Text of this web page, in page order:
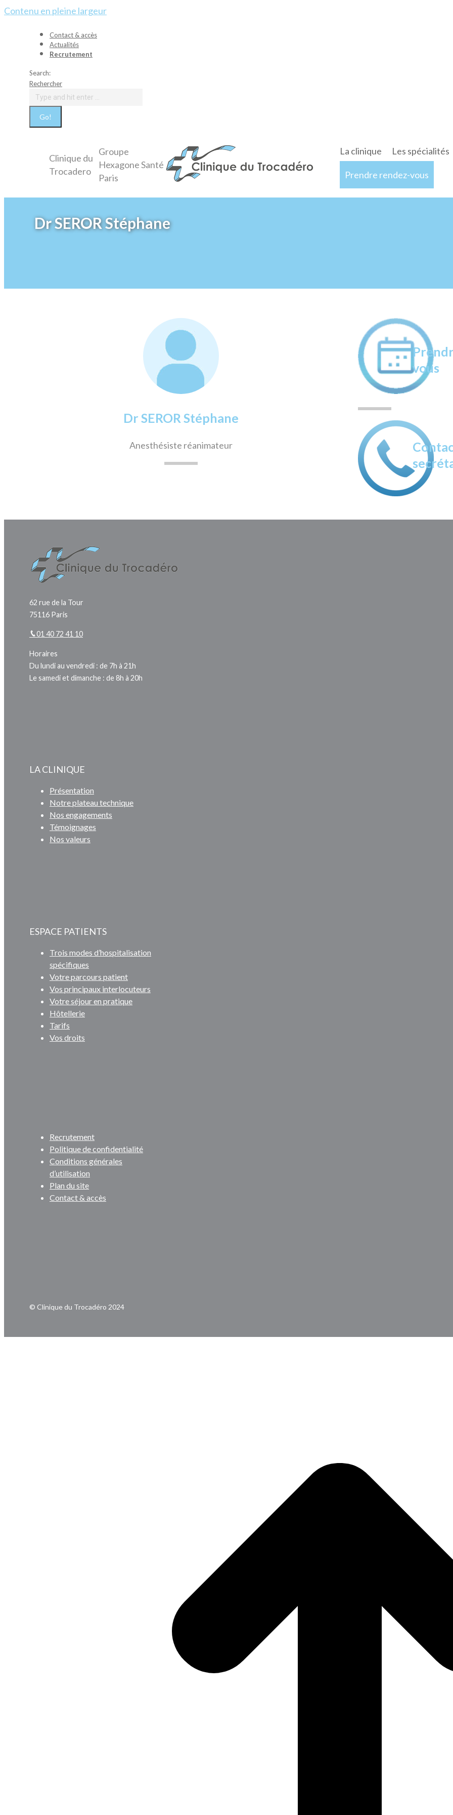
Contenu en pleine largeur
Contact & accès
Actualités
Recrutement
Search:
Rechercher
Clinique du
Trocadero
Groupe
Hexagone Santé
Paris
La clinique Les spécialités
Prendre rendez-vous
Dr SEROR Stéphane
Dr SEROR Stéphane
Anesthésiste réanimateur
vous
62 rue de la Tour
75116 Paris
01 40 72 41 10
Horaires
Du lundi au vendredi : de 7h à 21h
Le samedi et dimanche : de 8h à 20h
LA CLINIQUE
Présentation
Notre plateau technique
Nos engagements
Témoignages
Nos valeurs
ESPACE PATIENTS
Trois modes d’hospitalisation
spécifiques
Votre parcours patient
Vos principaux interlocuteurs
Votre séjour en pratique
Hôtellerie
Tarifs
Vos droits
Recrutement
Politique de confidentialité
Conditions générales
d’utilisation
Plan du site
Contact & accès
© Clinique du Trocadéro 2024